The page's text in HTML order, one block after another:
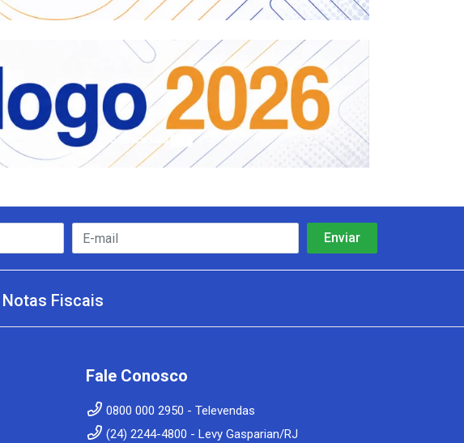
Notas Fiscais
Fale Conosco
0800 000 2950 - Televendas
(24) 2244-4800 - Levy Gasparian/RJ